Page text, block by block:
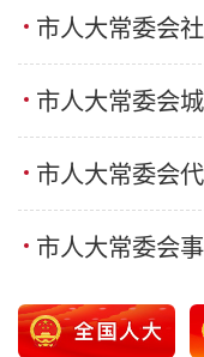
市人大常委会
市人大常委会
市人大常委会
市人大常委会